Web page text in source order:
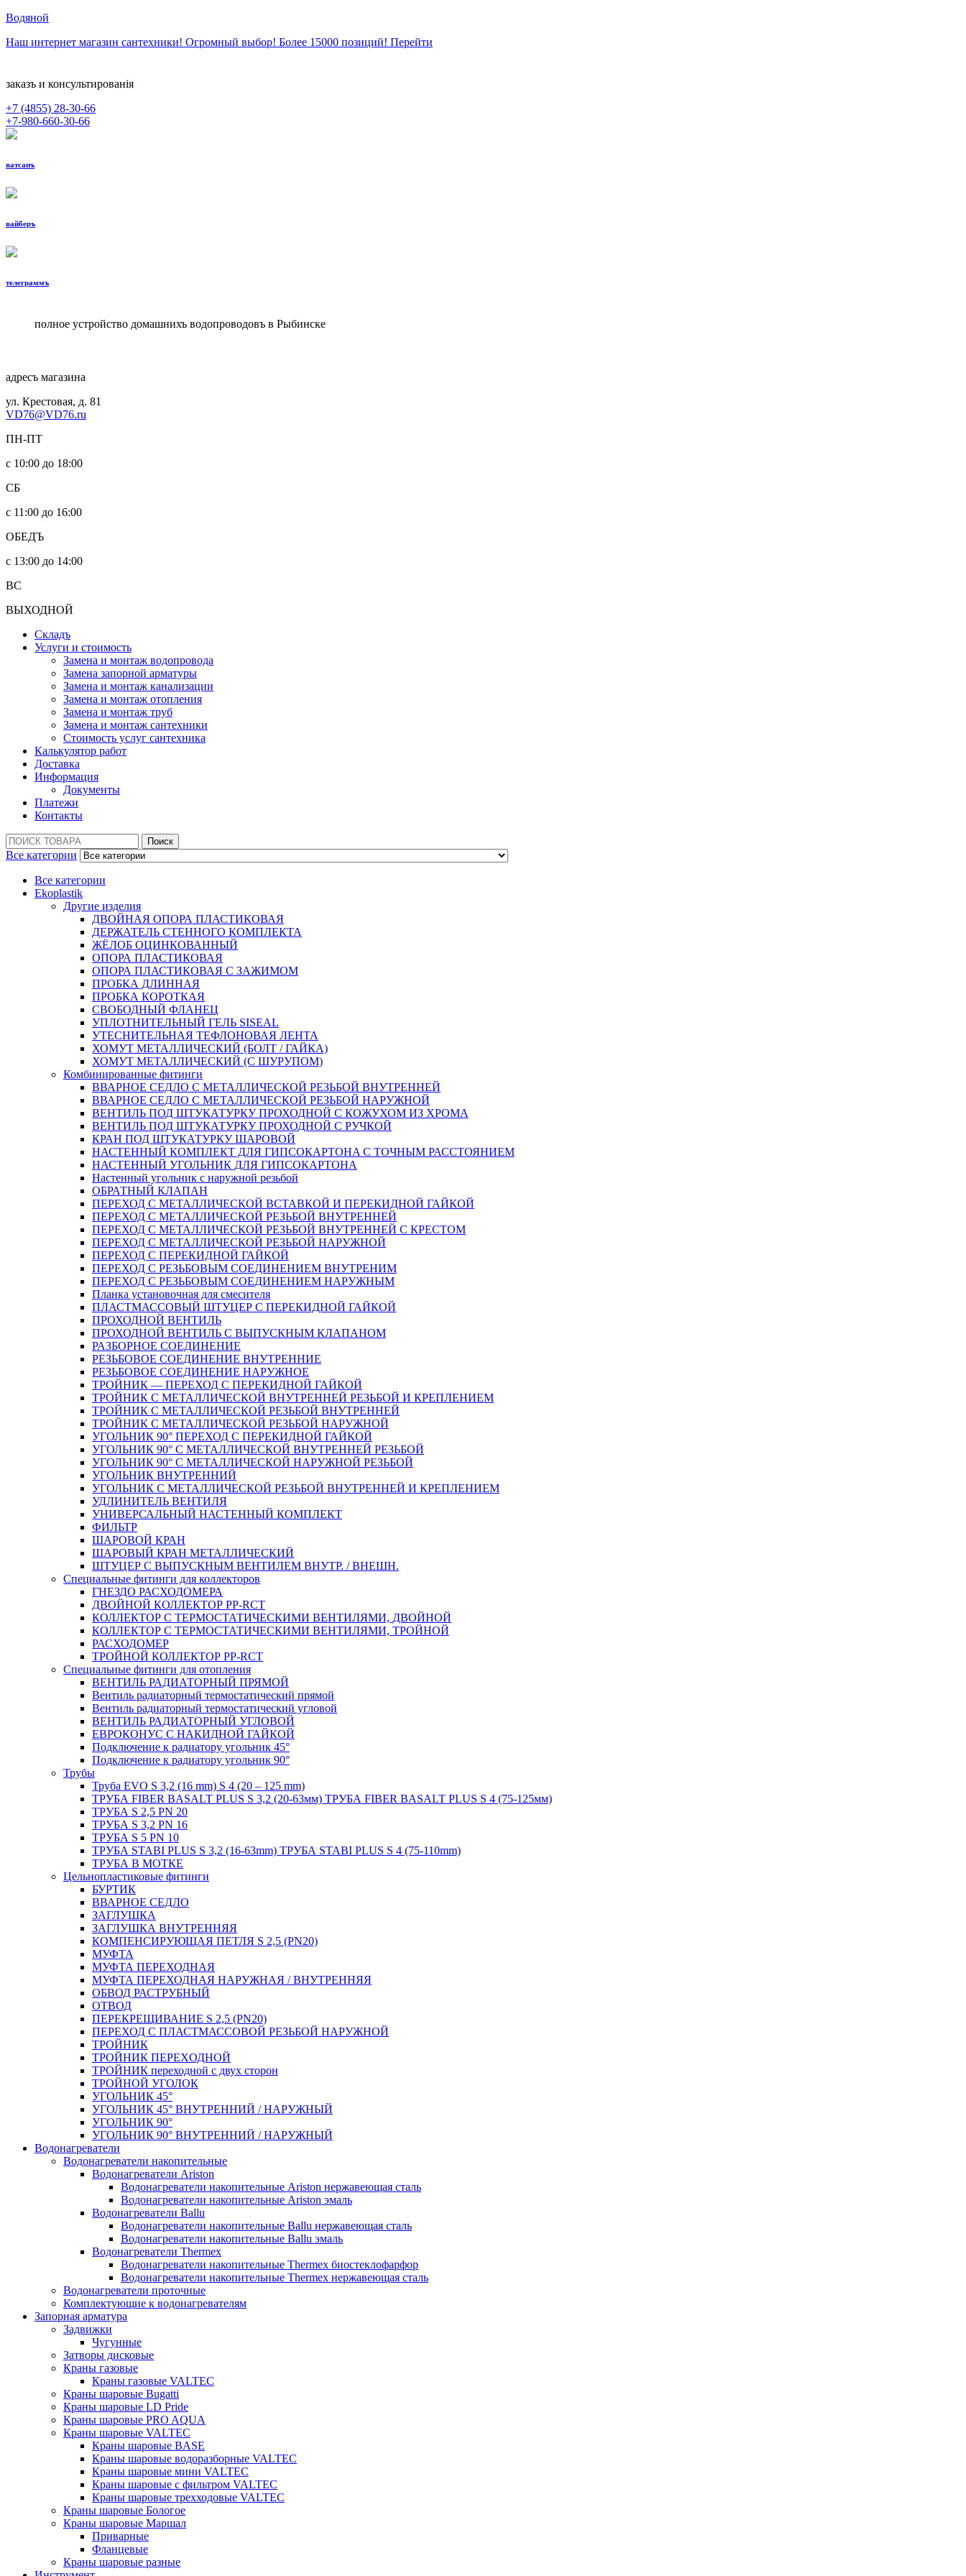
Водяной
Наш интернет магазин сантехники! Огромный выбор! Более 15000 позиций! Перейти
заказъ и консультированiя
+7 (4855) 28-30-66
+7-980-660-30-66
ватсапъ
вайберъ
телеграммъ
полное устройство домашнихъ водопроводовъ в Рыбинске
адресъ магазина
ул. Крестовая, д. 81
VD76@VD76.ru
ПН-ПТ
с 10:00 до 18:00
СБ
с 11:00 до 16:00
ОБЕДЪ
с 13:00 до 14:00
ВС
ВЫХОДНОЙ
Складъ
Услуги и стоимость
Замена и монтаж водопровода
Замена запорной арматуры
Замена и монтаж канализации
Замена и монтаж отопления
Замена и монтаж труб
Замена и монтаж сантехники
Стоимость услуг сантехника
Калькулятор работ
Доставка
Информация
Документы
Платежи
Контакты
Поиск:
Поиск
Все категории
Все категории
Ekoplastik
Другие изделия
ДВОЙНАЯ ОПОРА ПЛАСТИКОВАЯ
ДЕРЖАТЕЛЬ СТЕННОГО КОМПЛЕКТА
ЖЁЛОБ ОЦИНКОВАННЫЙ
ОПОРА ПЛАСТИКОВАЯ
ОПОРА ПЛАСТИКОВАЯ С ЗАЖИМОМ
ПРОБКА ДЛИННАЯ
ПРОБКА КОРОТКАЯ
СВОБОДНЫЙ ФЛАНЕЦ
УПЛОТНИТЕЛЬНЫЙ ГЕЛЬ SISEAL
УТЕСНИТЕЛЬНАЯ ТЕФЛОНОВАЯ ЛЕНТА
ХОМУТ МЕТАЛЛИЧЕСКИЙ (БОЛТ / ГАЙКА)
ХОМУТ МЕТАЛЛИЧЕСКИЙ (С ШУРУПОМ)
Комбинированные фитинги
ВВАРНОЕ СЕДЛО С МЕТАЛЛИЧЕСКОЙ РЕЗЬБОЙ ВНУТРЕННЕЙ
ВВАРНОЕ СЕДЛО С МЕТАЛЛИЧЕСКОЙ РЕЗЬБОЙ НАРУЖНОЙ
ВЕНТИЛЬ ПОД ШТУКАТУРКУ ПРОХОДНОЙ С КОЖУХОМ ИЗ ХРОМА
ВЕНТИЛЬ ПОД ШТУКАТУРКУ ПРОХОДНОЙ С РУЧКОЙ
КРАН ПОД ШТУКАТУРКУ ШАРОВОЙ
НАСТЕННЫЙ КОМПЛЕКТ ДЛЯ ГИПСОКАРТОНA С ТОЧНЫМ РАССТОЯНИЕМ
НАСТЕННЫЙ УГОЛЬНИК ДЛЯ ГИПСОКАРТОНА
Настенный угольник с наружной резьбой
ОБРАТНЫЙ КЛАПАН
ПЕРЕХОД С МЕТАЛЛИЧЕСКОЙ ВСТАВКОЙ И ПЕРЕКИДНОЙ ГАЙКОЙ
ПЕРЕХОД С МЕТАЛЛИЧЕСКОЙ РЕЗЬБОЙ ВНУТРЕННЕЙ
ПЕРЕХОД С МЕТАЛЛИЧЕСКОЙ РЕЗЬБОЙ ВНУТРЕННЕЙ С КРЕСТОМ
ПЕРЕХОД С МЕТАЛЛИЧЕСКОЙ РЕЗЬБОЙ НАРУЖНОЙ
ПЕРЕХОД С ПЕРЕКИДНОЙ ГАЙКОЙ
ПЕРЕХОД С РЕЗЬБОВЫМ СОЕДИНЕНИЕМ ВНУТРЕНИМ
ПЕРЕХОД С РЕЗЬБОВЫМ СОЕДИНЕНИЕМ НАРУЖНЫМ
Планка установочная для смесителя
ПЛАСТМАССОВЫЙ ШТУЦЕР С ПЕРЕКИДНОЙ ГАЙКОЙ
ПРОХОДНОЙ ВЕНТИЛЬ
ПРОХОДНОЙ ВЕНТИЛЬ С ВЫПУСКНЫМ КЛАПАНОМ
РАЗБОРНОЕ СОЕДИНЕНИЕ
РЕЗЬБОВОЕ СОЕДИНЕНИЕ ВНУТРЕННИЕ
РЕЗЬБОВОЕ СОЕДИНЕНИЕ НАРУЖНОЕ
ТРОЙНИК — ПЕРЕХОД С ПЕРЕКИДНОЙ ГАЙКОЙ
ТРОЙНИК С МЕТАЛЛИЧЕСКОЙ ВНУТРЕННЕЙ РЕЗЬБОЙ И КРЕПЛЕНИЕМ
ТРОЙНИК С МЕТАЛЛИЧЕСКОЙ РЕЗЬБОЙ ВНУТРЕННЕЙ
ТРОЙНИК С МЕТАЛЛИЧЕСКОЙ РЕЗЬБОЙ НАРУЖНОЙ
УГОЛЬНИК 90° ПЕРЕХОД С ПЕРЕКИДНОЙ ГАЙКОЙ
УГОЛЬНИК 90° С МЕТАЛЛИЧЕСКОЙ ВНУТРЕННEЙ РЕЗЬБОЙ
УГОЛЬНИК 90° С МЕТАЛЛИЧЕСКОЙ НАРУЖНОЙ РЕЗЬБОЙ
УГОЛЬНИК ВНУТРЕННИЙ
УГОЛЬНИК С МЕТАЛЛИЧЕСКОЙ РЕЗЬБОЙ ВНУТРЕННЕЙ И КРЕПЛЕНИЕМ
УДЛИНИТЕЛЬ ВЕНТИЛЯ
УНИВЕРСАЛЬНЫЙ НАСТЕННЫЙ КОМПЛЕКТ
ФИЛЬТР
ШАРОВОЙ КРАН
ШАРОВЫЙ КРАН МЕТАЛЛИЧЕСКИЙ
ШТУЦЕР С ВЫПУСКНЫМ ВЕНТИЛЕМ ВНУТР. / ВНЕШН.
Специальные фитинги для коллекторов
ГНЕЗДО РАСХОДОМЕРА
ДВОЙНОЙ КОЛЛЕКТОР PP-RCT
КОЛЛЕКТОР С ТЕРМОСТАТИЧЕСКИМИ ВЕНТИЛЯМИ, ДВОЙНОЙ
КОЛЛЕКТОР С ТЕРМОСТАТИЧЕСКИМИ ВЕНТИЛЯМИ, ТРОЙНОЙ
РАСХОДОМЕР
ТРОЙНОЙ КОЛЛЕКТОР PP-RCT
Специальные фитинги для отопления
ВЕНТИЛЬ РАДИАТОРНЫЙ ПРЯМОЙ
Вентиль радиаторный термостатический прямой
Вентиль радиаторный термостатический угловой
ВЕНТИЛЬ РАДИАТОРНЫЙ УГЛОВОЙ
ЕВРОКОНУС С НАКИДНОЙ ГАЙКОЙ
Подключение к радиатору угольник 45°
Подключение к радиатору угольник 90°
Трубы
Труба EVO S 3,2 (16 mm) S 4 (20 – 125 mm)
ТРУБА FIBER BASALT PLUS S 3,2 (20-63мм) ТРУБА FIBER BASALT PLUS S 4 (75-125мм)
ТРУБА S 2,5 PN 20
ТРУБА S 3,2 PN 16
ТРУБА S 5 PN 10
ТРУБА STABI PLUS S 3,2 (16-63mm) ТРУБА STABI PLUS S 4 (75-110mm)
ТРУБА В МОТКЕ
Цельнопластиковые фитинги
БУРТИК
ВВАРНОЕ СЕДЛО
ЗАГЛУШКА
ЗАГЛУШКА ВНУТРЕННЯЯ
КОМПЕНСИРУЮЩАЯ ПЕТЛЯ S 2,5 (PN20)
МУФТА
МУФТА ПЕРЕХОДНАЯ
МУФТА ПЕРЕХОДНАЯ НАРУЖНАЯ / ВНУТРЕННЯЯ
ОБВОД РАСТРУБНЫЙ
ОТВОД
ПЕРЕКРЕЩИВАНИЕ S 2,5 (PN20)
ПЕРЕХОД С ПЛАСТМАССОВОЙ РЕЗЬБОЙ НАРУЖНОЙ
ТРОЙНИК
ТРОЙНИК ПЕРЕXОДНОЙ
ТРОЙНИК переходной с двух сторон
ТРОЙНОЙ УГОЛОК
УГОЛЬНИК 45°
УГОЛЬНИК 45° ВНУТРЕННИЙ / НАРУЖНЫЙ
УГОЛЬНИК 90°
УГОЛЬНИК 90° ВНУТРЕННИЙ / НАРУЖНЫЙ
Водонагреватели
Водонагреватели накопительные
Водонагреватели Ariston
Водонагреватели накопительные Ariston нержавеющая сталь
Водонагреватели накопительные Ariston эмаль
Водонагреватели Ballu
Водонагреватели накопительные Ballu нержавеющая сталь
Водонагреватели накопительные Ballu эмаль
Водонагреватели Thermex
Водонагреватели накопительные Thermex биостеклофарфор
Водонагреватели накопительные Thermex нержавеющая сталь
Водонагреватели проточные
Комплектующие к водонагревателям
Запорная арматура
Задвижки
Чугунные
Затворы дисковые
Краны газовые
Краны газовые VALTEC
Краны шаровые Bugatti
Краны шаровые LD Pride
Краны шаровые PRO AQUA
Краны шаровые VALTEC
Краны шаровые BASE
Краны шаровые водоразборные VALTEC
Краны шаровые мини VALTEC
Краны шаровые с фильтром VALTEC
Краны шаровые трехходовые VALTEC
Краны шаровые Бологое
Краны шаровые Маршал
Приварные
Фланцевые
Краны шаровые разные